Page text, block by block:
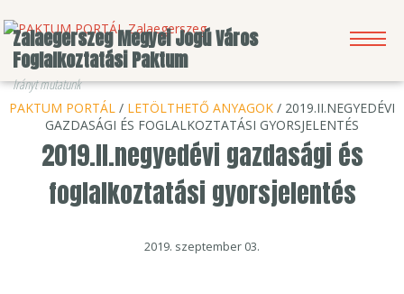
Zalaegerszeg Megyei Jogú Város
Foglalkoztatási Paktum
Irányt mutatunk
KERESÉS
HÍRLEVÉL BEJELENTKEZÉS
PAKTUM PORTÁL / LETÖLTHETŐ ANYAGOK / 2019.II.NEGYEDÉVI
GAZDASÁGI ÉS FOGLALKOZTATÁSI GYORSJELENTÉS
2019.II.negyedévi gazdasági és
foglalkoztatási gyorsjelentés
2019. szeptember 03.